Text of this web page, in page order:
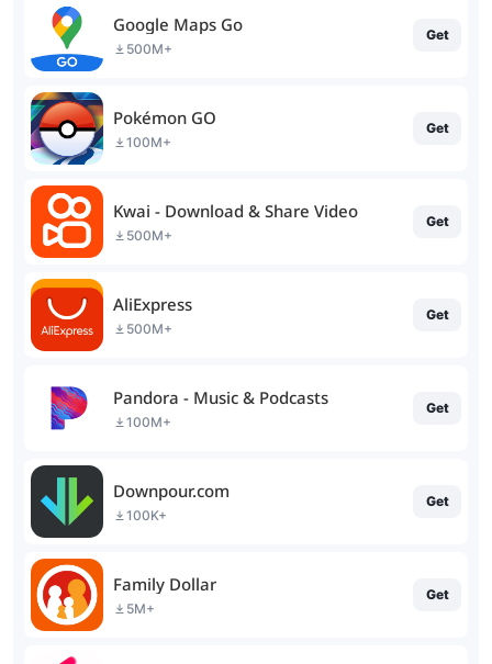
Google Maps Go
500M+
Get
Pokémon GO
100M+
Get
Kwai - Download & Share Video
500M+
Get
AliExpress
500M+
Get
Pandora - Music & Podcasts
100M+
Get
Downpour.com
100K+
Get
Family Dollar
5M+
Get